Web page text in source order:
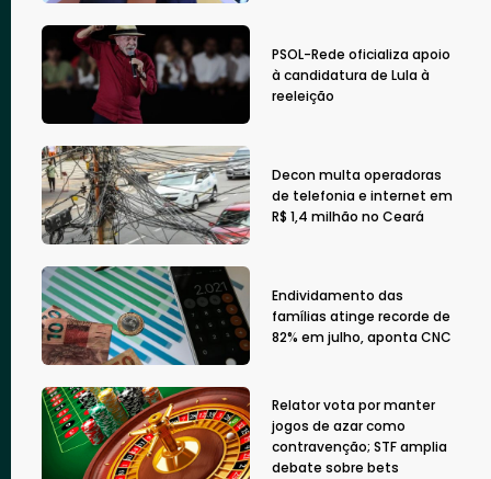
PSOL-Rede oficializa apoio
à candidatura de Lula à
reeleição
Decon multa operadoras
de telefonia e internet em
R$ 1,4 milhão no Ceará
Endividamento das
famílias atinge recorde de
82% em julho, aponta CNC
Relator vota por manter
jogos de azar como
contravenção; STF amplia
debate sobre bets